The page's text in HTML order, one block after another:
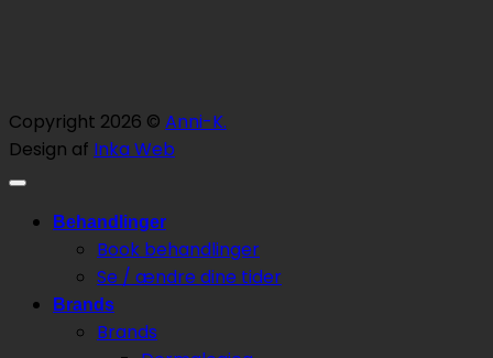
Copyright 2026 © Anni-K.
Design af Inka Web
Behandlinger
Book behandlinger
Se / ændre dine tider
Brands
Brands